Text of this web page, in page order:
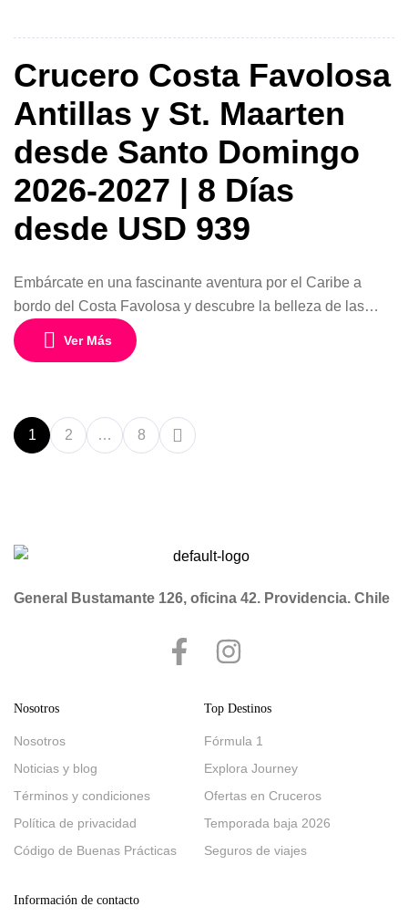
paradisíacas, aguas turquesas y la experiencia […]
Crucero Costa Favolosa
Antillas y St. Maarten
desde Santo Domingo
2026-2027 | 8 Días
desde USD 939
Embárcate en una fascinante aventura por el Caribe a
bordo del Costa Favolosa y descubre la belleza de las
Antillas y la paradisíaca isla de St. Maarten. Este crucero
de 8 días y 7 noches desde Santo Domingo, República
[…]
Ver Más
1 2 … 8
General Bustamante 126, oficina 42. Providencia. Chile
Nosotros
Nosotros
Noticias y blog
Términos y condiciones
Política de privacidad
Código de Buenas Prácticas
Top Destinos
Fórmula 1
Explora Journey
Ofertas en Cruceros
Temporada baja 2026
Seguros de viajes
Información de contacto